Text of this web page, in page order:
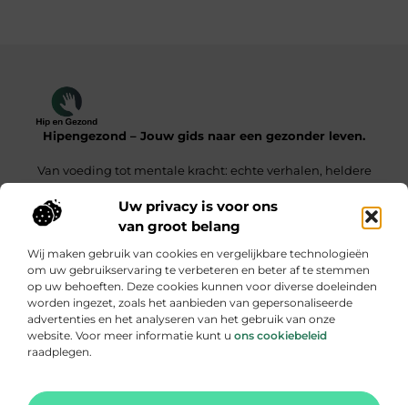
Uw privacy is voor ons
van groot belang
Wij maken gebruik van cookies en vergelijkbare technologieën
om uw gebruikservaring te verbeteren en beter af te stemmen
op uw behoeften. Deze cookies kunnen voor diverse doeleinden
worden ingezet, zoals het aanbieden van gepersonaliseerde
advertenties en het analyseren van het gebruik van onze
website. Voor meer informatie kunt u ons cookiebeleid
raadplegen.
Hipengezond – Jouw gids naar een gezonder leven.
Van voeding tot mentale kracht: echte verhalen, heldere
inzichten.
Onze informatie
Bericht categorie